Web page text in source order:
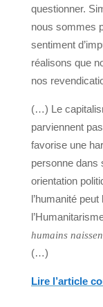
questionner.
nous sommes
sentiment
réalisons que
nos
(…) Le
parviennent
favorise une
personne dans
orientation
l’humanité
humains
(…)
Lire l’article